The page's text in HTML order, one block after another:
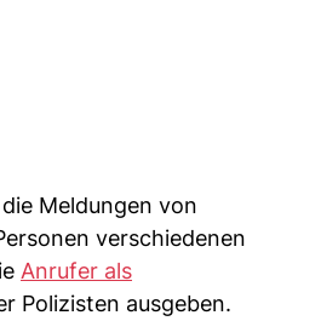
Meldungen von
verschiedenen
Anrufer als
Polizisten ausgeben.